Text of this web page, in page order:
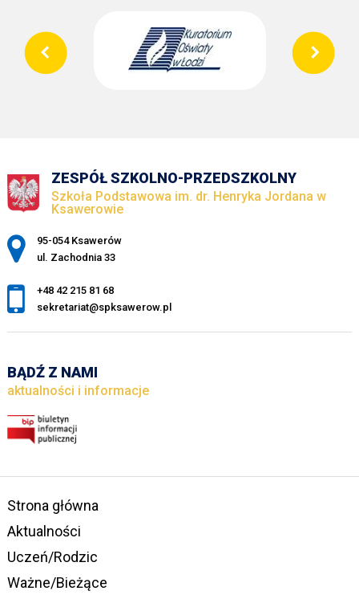
ZESPÓŁ SZKOLNO-PRZEDSZKOLNY
Szkoła Podstawowa im. dr. Henryka Jordana w
Ksawerowie
Adres pocztowy:
95-054 Ksawerów
ul. Zachodnia 33
+48 42 215 81 68
sekretariat@spksawerow.pl
BĄDŹ Z NAMI
aktualności i informacje
Strona główna
Aktualności
Uczeń/Rodzic
Ważne/Bieżące